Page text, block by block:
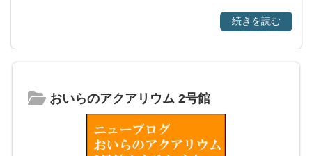
続きを読む
おいらのアクアリウム 2号館